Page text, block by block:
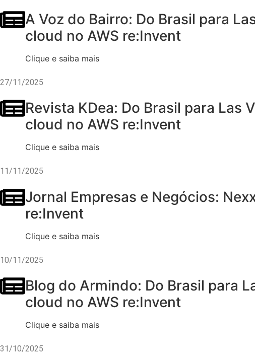
A Voz do Bairro: Do Brasil para
cloud no AWS re:Invent
Clique e saiba mais
27/11/2025
Revista KDea: Do Brasil para Las
cloud no AWS re:Invent
Clique e saiba mais
11/11/2025
Jornal Empresas e Negócios:
re:Invent
Clique e saiba mais
10/11/2025
Blog do Armindo: Do Brasil para
cloud no AWS re:Invent
Clique e saiba mais
31/10/2025